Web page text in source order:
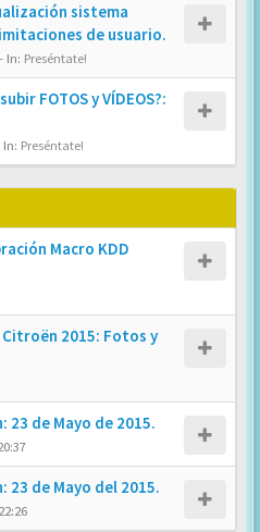
sistema
de usuario.
- In: Preséntate!
FOTOS y VÍDEOS?:
In: Preséntate!
Macro KDD
Citroën 2015: Fotos y
23 de Mayo de 2015.
23 de Mayo del 2015.